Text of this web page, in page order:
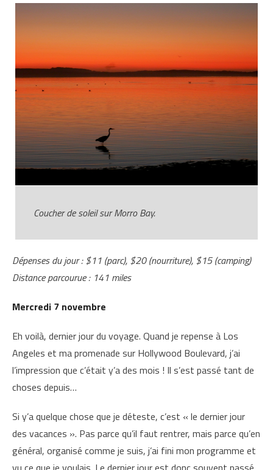
Coucher de soleil sur Morro Bay.
Dépenses du jour : $11 (parc), $20 (nourriture), $15 (camping)
Distance parcourue : 141 miles
Mercredi 7 novembre
Eh voilà, dernier jour du voyage. Quand je repense à Los
Angeles et ma promenade sur Hollywood Boulevard, j’ai
l’impression que c’était y’a des mois ! Il s’est passé tant de
choses depuis…
Si y’a quelque chose que je déteste, c’est « le dernier jour
des vacances ». Pas parce qu’il faut rentrer, mais parce qu’en
général, organisé comme je suis, j’ai fini mon programme et